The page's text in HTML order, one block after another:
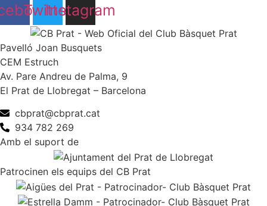
Twitter
Instagram
Pavelló Joan Busquets
CEM Estruch
Av. Pare Andreu de Palma, 9
El Prat de Llobregat – Barcelona
cbprat@cbprat.cat
934 782 269
Amb el suport de
Patrocinen els equips del CB Prat